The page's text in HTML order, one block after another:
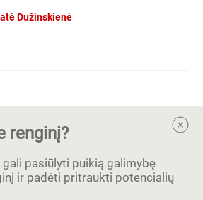
Dužinskienė
renginį?
gali pasiūlyti puikią galimybę
ir padėti pritraukti potencialių